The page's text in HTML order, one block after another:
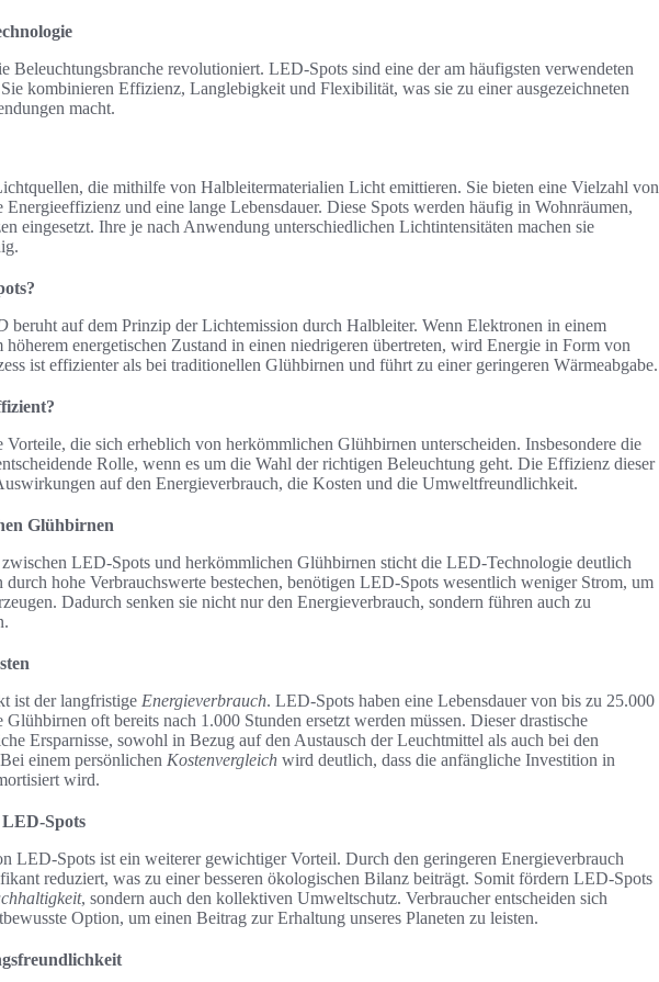
Beleuchtungsbranche revolutioniert. LED-Spots sind eine der am häufigsten verwendeten
kombinieren Effizienz, Langlebigkeit und Flexibilität, was sie zu einer ausgezeichneten
macht.
die mithilfe von Halbleitermaterialien Licht emittieren. Sie bieten eine Vielzahl von
Energieeffizienz und eine lange Lebensdauer. Diese Spots werden häufig in Wohnräumen,
eingesetzt. Ihre je nach Anwendung unterschiedlichen Lichtintensitäten machen sie
beruht auf dem Prinzip der Lichtemission durch Halbleiter. Wenn Elektronen in einem
energetischen Zustand in einen niedrigeren übertreten, wird Energie in Form von
ist effizienter als bei traditionellen Glühbirnen und führt zu einer geringeren Wärmeabgabe.
die sich erheblich von herkömmlichen Glühbirnen unterscheiden. Insbesondere die
Rolle, wenn es um die Wahl der richtigen Beleuchtung geht. Die Effizienz dieser
auf den Energieverbrauch, die Kosten und die Umweltfreundlichkeit.
Glühbirnen
zwischen LED-Spots und herkömmlichen Glühbirnen sticht die LED-Technologie deutlich
hohe Verbrauchswerte bestechen, benötigen LED-Spots wesentlich weniger Strom, um
Dadurch senken sie nicht nur den Energieverbrauch, sondern führen auch zu
ist der langfristige Energieverbrauch. LED-Spots haben eine Lebensdauer von bis zu 25.000
Glühbirnen oft bereits nach 1.000 Stunden ersetzt werden müssen. Dieser drastische
Ersparnisse, sowohl in Bezug auf den Austausch der Leuchtmittel als auch bei den
einem persönlichen Kostenvergleich wird deutlich, dass die anfängliche Investition in
wird.
Spots
LED-Spots ist ein weiterer gewichtiger Vorteil. Durch den geringeren Energieverbrauch
reduziert, was zu einer besseren ökologischen Bilanz beiträgt. Somit fördern LED-Spots
, sondern auch den kollektiven Umweltschutz. Verbraucher entscheiden sich
Option, um einen Beitrag zur Erhaltung unseres Planeten zu leisten.